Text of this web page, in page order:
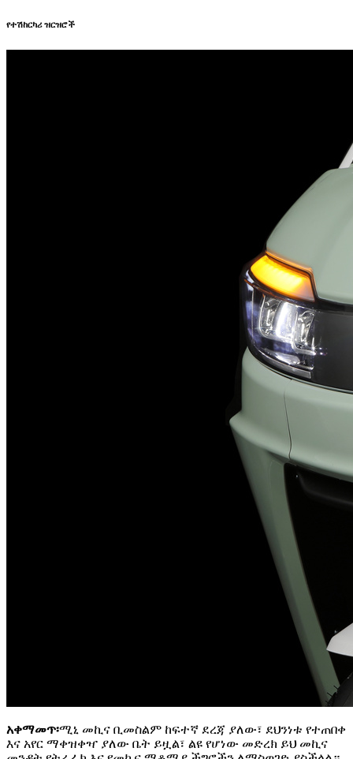
የተሽከርካሪ ዝርዝሮች
አቀማመጥ፡ሚኒ መኪና ቢመስልም ከፍተኛ ደረጃ ያለው፣ ደህንነቱ የተጠበቀ
እና አየር ማቀዝቀዣ ያለው ቤት ይዟል፣ ልዩ የሆነው መድረክ ይህ መኪና